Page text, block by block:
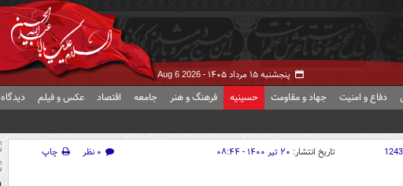
پنجشنبه ۱۵ مرداد ۱۴۰۵ - Aug 6 2026
دفاع و امنیت جهاد و مقاومت حسینیه فرهنگ و هنر جامعه اقتصاد عکس و فیلم دیدگاه
تاریخ انتشار: ۲۰ تیر ۱۴۰۰ - ۰۸:۴۴ ۰ نظر
چاپ